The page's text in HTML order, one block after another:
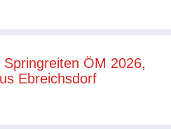
ÖM 2026,
Ebreichsdorf